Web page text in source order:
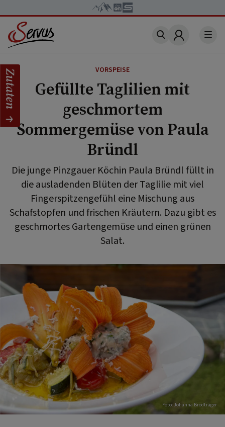
Account
VORSPEISE
Gefüllte Taglilien mit
geschmortem
Sommergemüse von Paula
Bründl
Die junge Pinzgauer Köchin Paula Bründl füllt in
die ausladenden Blüten der Taglilie mit viel
Fingerspitzengefühl eine Mischung aus
Schafstopfen und frischen Kräutern. Dazu gibt es
geschmortes Gartengemüse und einen grünen
Salat.
Foto: Johanna Brodträger
Zutaten